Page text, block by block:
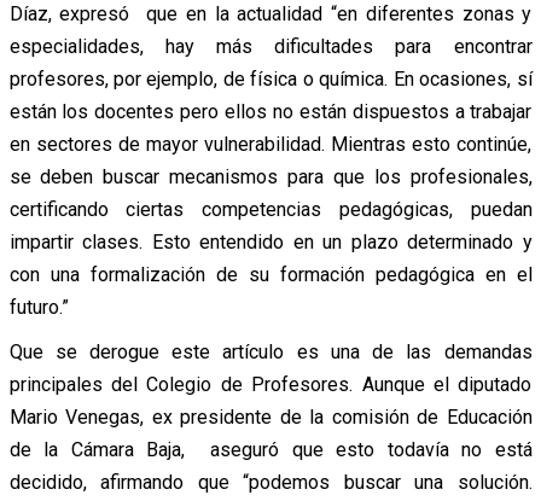
Díaz, expresó que en la actualidad “en diferentes zonas y
especialidades, hay más dificultades para encontrar
profesores, por ejemplo, de física o química. En ocasiones, sí
están los docentes pero ellos no están dispuestos a trabajar
en sectores de mayor vulnerabilidad. Mientras esto continúe,
se deben buscar mecanismos para que los profesionales,
certificando ciertas competencias pedagógicas, puedan
impartir clases. Esto entendido en un plazo determinado y
con una formalización de su formación pedagógica en el
futuro.”
Que se derogue este artículo es una de las demandas
principales del Colegio de Profesores. Aunque el diputado
Mario Venegas, ex presidente de la comisión de Educación
de la Cámara Baja, aseguró que esto todavía no está
decidido, afirmando que “podemos buscar una solución.